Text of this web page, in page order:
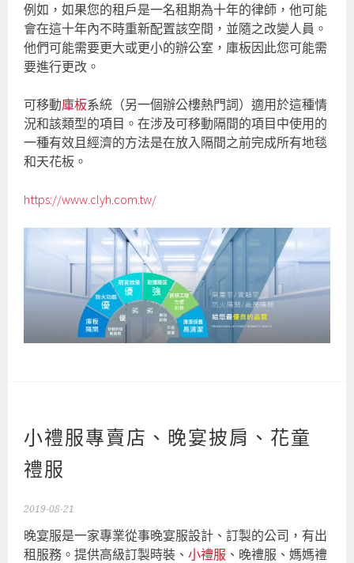
例如，如果您的租戶是一名租期為十年的律師，他可能
會在這十年內不時重新配置該空間，並隨之改變人員。
他們可能需要更大或更小的辦公室，庫板因此您可能需
要進行更改。
可移動庫板系統（另一個辦公樓熱門詞）適用於這種情
況和該類型的項目。在涉及可移動隔間的項目中使用的
一種有效且經濟的方法是在放入隔間之前完成所有地毯
和天花板。
https://www.clyh.com.tw/
小禮服專賣店、晚宴披肩、花童
禮服
2019-08-21
晚宴服是一家專業從事晚宴服設計、訂製的公司，有出
租服務。提供高級訂製時裝、小禮服 、晚禮服、媽媽禮